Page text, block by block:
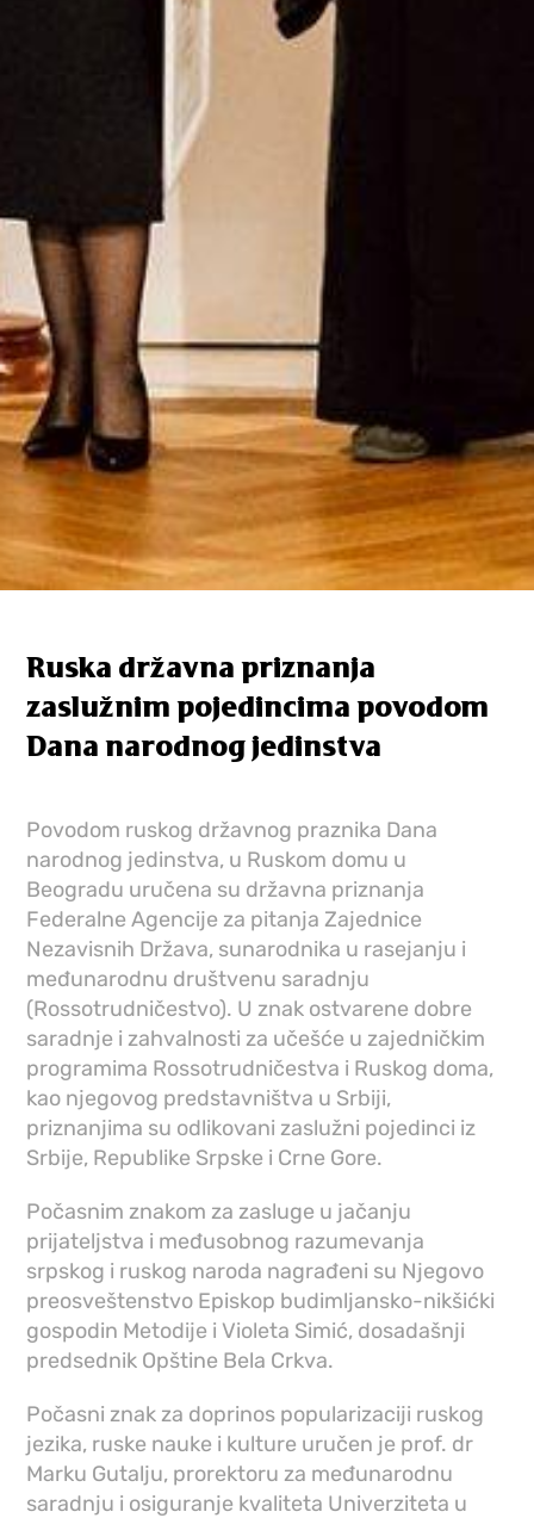
Ruska državna priznanja
zaslužnim pojedincima povodom
Dana narodnog jedinstva
Povodom ruskog državnog praznika Dana
narodnog jedinstva, u Ruskom domu u
Beogradu uručena su državna priznanja
Federalne Agencije za pitanja Zajednice
Nezavisnih Država, sunarodnika u rasejanju i
međunarodnu društvenu saradnju
(Rossotrudničestvo). U znak ostvarene dobre
saradnje i zahvalnosti za učešće u zajedničkim
programima Rossotrudničestva i Ruskog doma,
kao njegovog predstavništva u Srbiji,
priznanjima su odlikovani zaslužni pojedinci iz
Srbije, Republike Srpske i Crne Gore.
Počasnim znakom za zasluge u jačanju
prijateljstva i međusobnog razumevanja
srpskog i ruskog naroda nagrađeni su Njegovo
preosveštenstvo Episkop budimljansko-nikšićki
gospodin Metodije i Violeta Simić, dosadašnji
predsednik Opštine Bela Crkva.
Počasni znak za doprinos popularizaciji ruskog
jezika, ruske nauke i kulture uručen je prof. dr
Marku Gutalju, prorektoru za međunarodnu
saradnju i osiguranje kvaliteta Univerziteta u